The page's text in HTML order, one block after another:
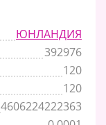
ЮНЛАНДИЯ
392976
120
120
4606224222363